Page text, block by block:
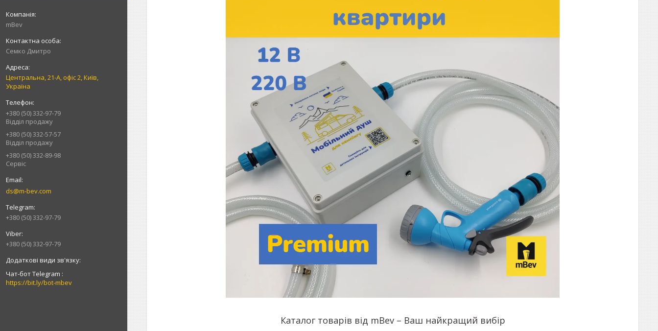
mBev
Cемко Дмитро
Центральна, 21-А, офіс 2, Київ,
Україна
+380 (50) 332-97-79
Відділ продажу
+380 (50) 332-57-57
Відділ продажу
+380 (50) 332-89-98
Сервіс
ds@m-bev.com
+380 (50) 332-97-79
+380 (50) 332-97-79
Чат-бот Telegram
https://bit.ly/bot-mbev
Каталог товарів від mBev – Ваш найкращий вибір